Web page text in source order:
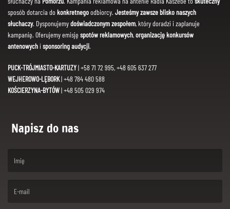
sposób dotarcia dokonkretnegoodbiorcy. Jesteśmy zawsze blisko naszych
słuchaczy. Dysponujemydoświadczonym zespołem, który doradzi i zaplanuje
kampanię. Oferujemy emisję spotów reklamowych,organizację konkursów
antenowychi sponsoring audycji.
PUCK-TRÓJMIASTO-KARTUZY| +58 71 72 995, +48 605 637 277
WEJHEROWO-LĘBORK| +48 784 480 588
KOŚCIERZYNA-BYTÓW| +48 505 029 974
Napisz do nas